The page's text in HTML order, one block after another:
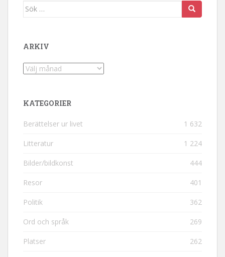
Sök efter:
ARKIV
Arkiv
KATEGORIER
Berättelser ur livet 1 632
Litteratur 1 224
Bilder/bildkonst 444
Resor 401
Politik 362
Ord och språk 269
Platser 262